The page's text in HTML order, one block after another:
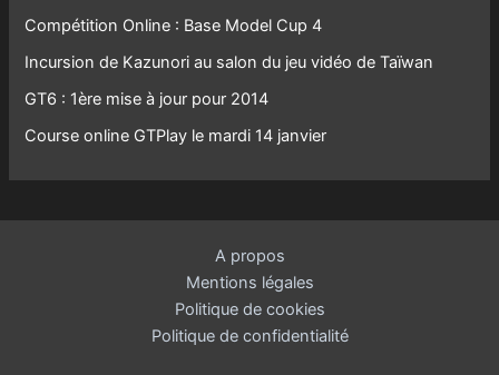
Compétition Online : Base Model Cup 4
Incursion de Kazunori au salon du jeu vidéo de Taïwan
GT6 : 1ère mise à jour pour 2014
Course online GTPlay le mardi 14 janvier
A propos
Mentions légales
Politique de cookies
Politique de confidentialité